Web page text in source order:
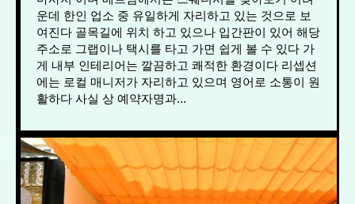
운데 한인 업소 중 유일하게 자리하고 있는 것으로 보
여진다 골목길에 위치 하고 있으나 입간판이 있어 해당
주소로 그랩이나 택시를 타고 가면 쉽게 볼 수 있다 가
게 내부 인테리어는 깔끔하고 쾌적한 환경이다 리셉션
에는 로컬 매니저가 자리하고 있으며 영어로 소통이 원
활하다 사실 상 예약자명과...